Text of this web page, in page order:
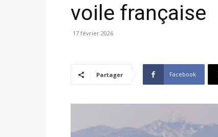
voile française
17 février 2026
Partager Facebook